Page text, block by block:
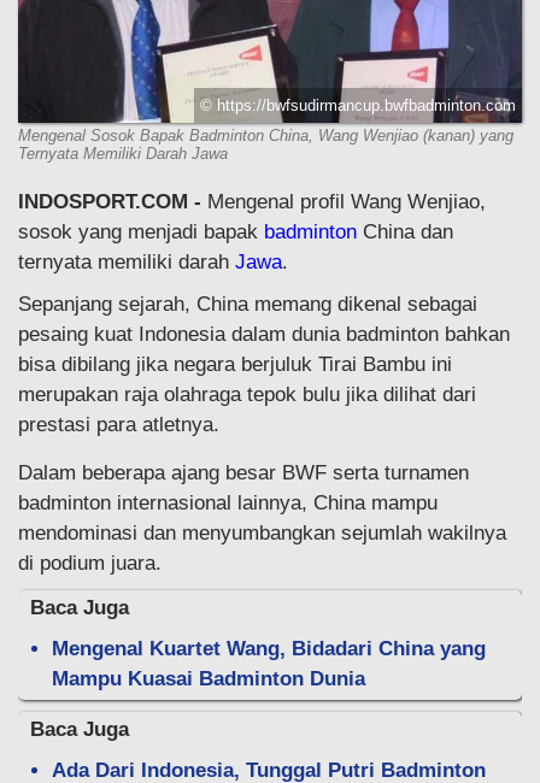
© https://bwfsudirmancup.bwfbadminton.com
Mengenal Sosok Bapak Badminton China, Wang Wenjiao (kanan) yang
Ternyata Memiliki Darah Jawa
INDOSPORT.COM - Mengenal profil Wang Wenjiao,
sosok yang menjadi bapak badminton China dan
ternyata memiliki darah Jawa.
Sepanjang sejarah, China memang dikenal sebagai
pesaing kuat Indonesia dalam dunia badminton bahkan
bisa dibilang jika negara berjuluk Tirai Bambu ini
merupakan raja olahraga tepok bulu jika dilihat dari
prestasi para atletnya.
Dalam beberapa ajang besar BWF serta turnamen
badminton internasional lainnya, China mampu
mendominasi dan menyumbangkan sejumlah wakilnya
di podium juara.
Baca Juga
Mengenal Kuartet Wang, Bidadari China yang
Mampu Kuasai Badminton Dunia
Baca Juga
Ada Dari Indonesia, Tunggal Putri Badminton